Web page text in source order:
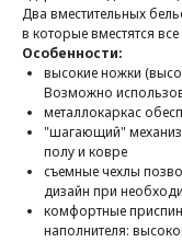
Два вместительных
в которые вместятся
Особенности:
высокие ножки
Возможно
металлокаркас
"шагающий"
полу и ковре
съемные чехлы
дизайн при
комфортные
наполнителя: